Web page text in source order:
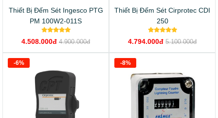
Thiết Bị Đếm Sét Ingesco PTG
PM 100W2-011S
4.508.000đ 4.900.000đ
Thiết Bị Đếm Sét Cirprotec CDI
250
4.794.000đ 5.100.000đ
-6% -8%